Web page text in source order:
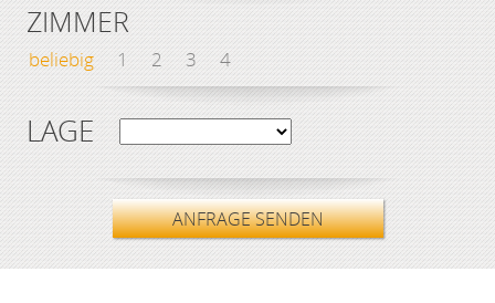
ZIMMER
beliebig 1 2 3 4
LAGE
ANFRAGE SENDEN